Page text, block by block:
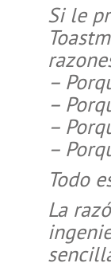
Si le
–
–
–
–
Todo
La